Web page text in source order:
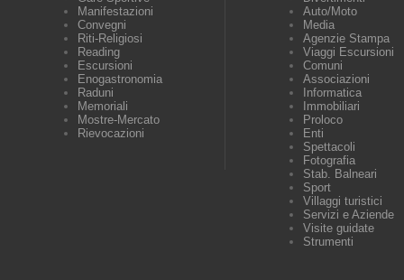
Manifestazioni
Convegni
Riti-Religiosi
Reading
Escursioni
Enogastronomia
Raduni
Memoriali
Mostre-Mercato
Rievocazioni
Auto/Moto
Media
Agenzie Stampa
Viaggi Escursioni
Comuni
Associazioni
Informatica
Immobiliari
Proloco
Enti
Spettacoli
Fotografia
Stab. Balneari
Sport
Villaggi turistici
Servizi e Aziende
Visite guidate
Strumenti